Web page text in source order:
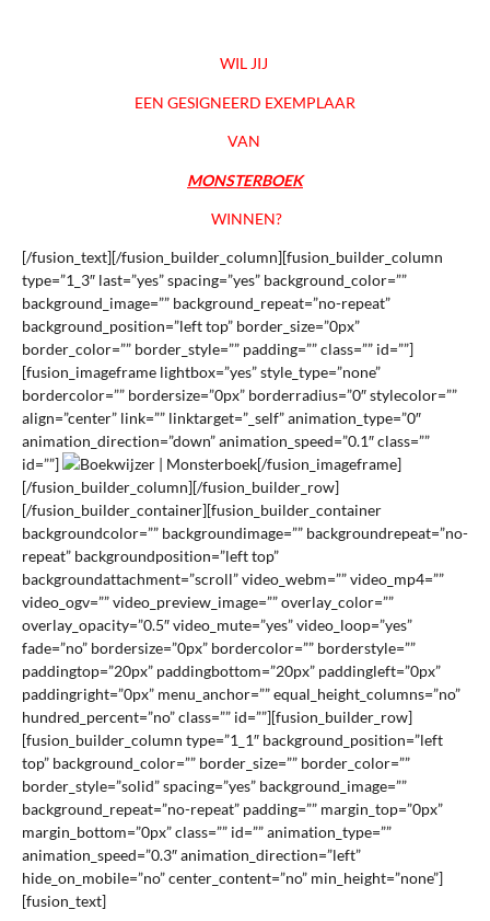
WIL JIJ
EEN GESIGNEERD EXEMPLAAR
VAN
MONSTERBOEK
WINNEN?
[/fusion_text][/fusion_builder_column][fusion_builder_column
type=”1_3″ last=”yes” spacing=”yes” background_color=””
background_image=”” background_repeat=”no-repeat”
background_position=”left top” border_size=”0px”
border_color=”” border_style=”” padding=”” class=”” id=””]
[fusion_imageframe lightbox=”yes” style_type=”none”
bordercolor=”” bordersize=”0px” borderradius=”0″ stylecolor=””
align=”center” link=”” linktarget=”_self” animation_type=”0″
animation_direction=”down” animation_speed=”0.1″ class=””
id=””]
[/fusion_imageframe]
[/fusion_builder_column][/fusion_builder_row]
[/fusion_builder_container][fusion_builder_container
backgroundcolor=”” backgroundimage=”” backgroundrepeat=”no-
repeat” backgroundposition=”left top”
backgroundattachment=”scroll” video_webm=”” video_mp4=””
video_ogv=”” video_preview_image=”” overlay_color=””
overlay_opacity=”0.5″ video_mute=”yes” video_loop=”yes”
fade=”no” bordersize=”0px” bordercolor=”” borderstyle=””
paddingtop=”20px” paddingbottom=”20px” paddingleft=”0px”
paddingright=”0px” menu_anchor=”” equal_height_columns=”no”
hundred_percent=”no” class=”” id=””][fusion_builder_row]
[fusion_builder_column type=”1_1″ background_position=”left
top” background_color=”” border_size=”” border_color=””
border_style=”solid” spacing=”yes” background_image=””
background_repeat=”no-repeat” padding=”” margin_top=”0px”
margin_bottom=”0px” class=”” id=”” animation_type=””
animation_speed=”0.3″ animation_direction=”left”
hide_on_mobile=”no” center_content=”no” min_height=”none”]
[fusion_text]